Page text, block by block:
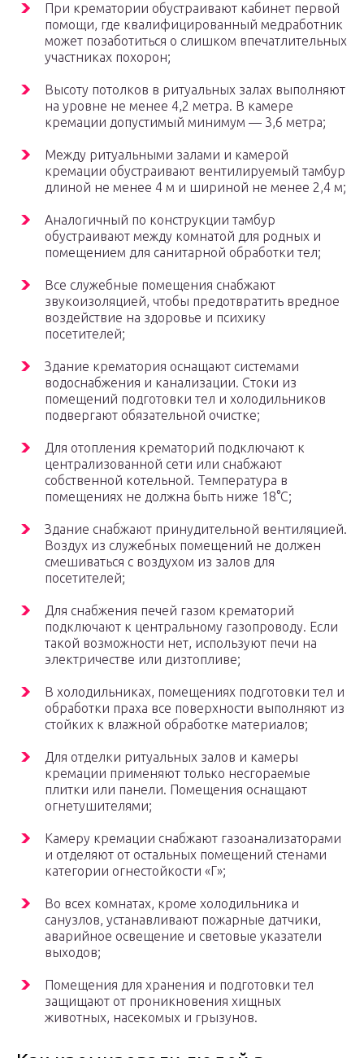
При крематории обустраивают кабинет первой
помощи, где квалифицированный медработник
может позаботиться о слишком впечатлительных
участниках похорон;
Высоту потолков в ритуальных залах выполняют
на уровне не менее 4,2 метра. В камере
кремации допустимый минимум — 3,6 метра;
Между ритуальными залами и камерой
кремации обустраивают вентилируемый тамбур
длиной не менее 4 м и шириной не менее 2,4 м;
Аналогичный по конструкции тамбур
обустраивают между комнатой для родных и
помещением для санитарной обработки тел;
Все служебные помещения снабжают
звукоизоляцией, чтобы предотвратить вредное
воздействие на здоровье и психику
посетителей;
Здание крематория оснащают системами
водоснабжения и канализации. Стоки из
помещений подготовки тел и холодильников
подвергают обязательной очистке;
Для отопления крематорий подключают к
централизованной сети или снабжают
собственной котельной. Температура в
помещениях не должна быть ниже 18°С;
Здание снабжают принудительной вентиляцией.
Воздух из служебных помещений не должен
смешиваться с воздухом из залов для
посетителей;
Для снабжения печей газом крематорий
подключают к центральному газопроводу. Если
такой возможности нет, используют печи на
электричестве или дизтопливе;
В холодильниках, помещениях подготовки тел и
обработки праха все поверхности выполняют из
стойких к влажной обработке материалов;
Для отделки ритуальных залов и камеры
кремации применяют только несгораемые
плитки или панели. Помещения оснащают
огнетушителями;
Камеру кремации снабжают газоанализаторами
и отделяют от остальных помещений стенами
категории огнестойкости «Г»;
Во всех комнатах, кроме холодильника и
санузлов, устанавливают пожарные датчики,
аварийное освещение и световые указатели
выходов;
Помещения для хранения и подготовки тел
защищают от проникновения хищных
животных, насекомых и грызунов.